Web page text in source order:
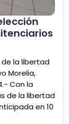
de la libertad
Morelia,
Con la
de la libertad
en 10